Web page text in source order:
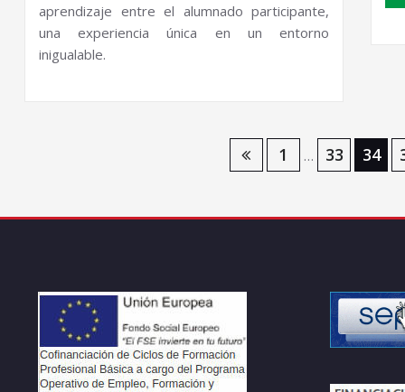
aprendizaje entre el alumnado participante,
una experiencia única en un entorno
inigualable.
1 … 33 34